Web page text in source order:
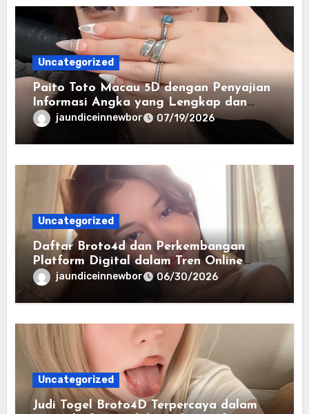
Uncategorized
Paito Toto Macau 5D dengan Penyajian
Informasi Angka yang Lengkap dan
Terstruktur
jaundiceinnewbor 07/19/2026
Uncategorized
Daftar Broto4d dan Perkembangan
Platform Digital dalam Tren Online
Masa Kini
jaundiceinnewbor 06/30/2026
Uncategorized
Judi Togel Broto4D Terpercaya dalam